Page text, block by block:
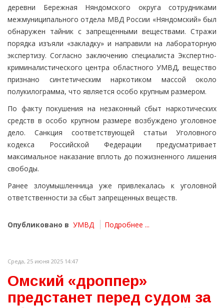
деревни Бережная Няндомского округа сотрудниками
межмуниципального отдела МВД России «Няндомский» был
обнаружен тайник с запрещенными веществами. Стражи
порядка изъяли «закладку» и направили на лабораторную
экспертизу. Согласно заключению специалиста Экспертно-
криминалистического центра областного УМВД, вещество
признано синтетическим наркотиком массой около
полукилограмма, что является особо крупным размером.
По факту покушения на незаконный сбыт наркотических
средств в особо крупном размере возбуждено уголовное
дело. Санкция соответствующей статьи Уголовного
кодекса Российской Федерации предусматривает
максимальное наказание вплоть до пожизненного лишения
свободы.
Ранее злоумышленница уже привлекалась к уголовной
ответственности за сбыт запрещенных веществ.
Опубликовано в УМВД Подробнее ...
Среда, 25 июня 2025 14:47
Омский «дроппер»
предстанет перед судом за